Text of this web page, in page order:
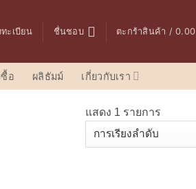
ะเบียน ชื่นชอบ ตะกร้าสินค้า /0.00
อ ผลิธัมม์ เกี่ยวกับเรา
แสดง 1 รายการ